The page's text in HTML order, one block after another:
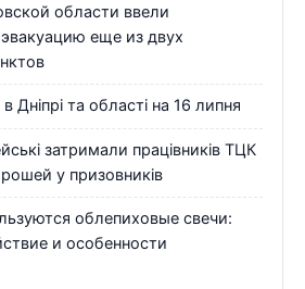
области ввели
еще из двух
Дніпрі та області на 16 липня
затримали працівників ТЦК
у призовників
облепиховые свечи:
и особенности